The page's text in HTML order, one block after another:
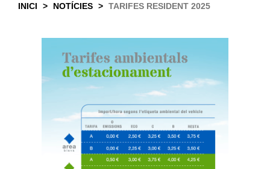
INICI NOTÍCIES TARIFES RESIDENT 2025